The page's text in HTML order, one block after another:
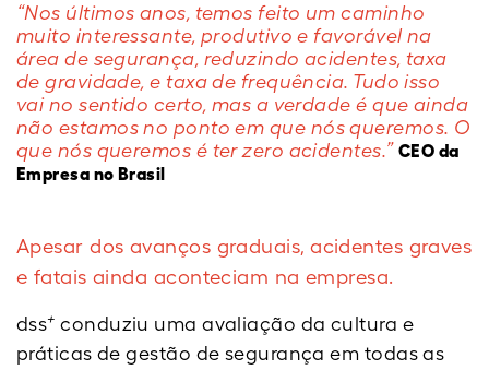
“Nos últimos anos, temos feito um caminho
muito interessante, produtivo e favorável na
área de segurança, reduzindo acidentes, taxa
de gravidade, e taxa de frequência. Tudo isso
vai no sentido certo, mas a verdade é que ainda
não estamos no ponto em que nós queremos. O
que nós queremos é ter zero acidentes.”CEO da
Empresa no Brasil
Apesar dos avanços graduais, acidentes graves
e fatais ainda aconteciam na empresa.
dss+ conduziu uma avaliação da cultura e
práticas de gestão de segurança em todas as